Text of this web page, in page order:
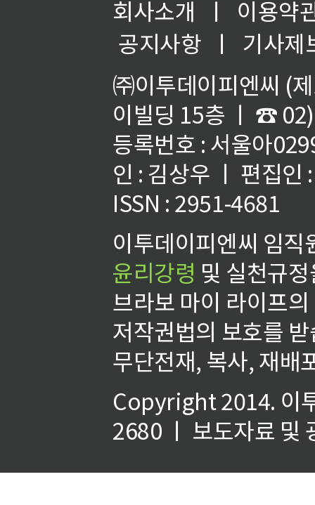
회사소개 ㅣ
이용약
공지사항
ㅣ
기사제
㈜이투데이피엔씨 (
이빌딩 15층 ㅣ ☎
등록번호 : 서울아
인 : 김상우 ㅣ 편집인
ISSN : 2951-4681
이투데이피엔씨 임
윤리강령 및 실천규
브라보 마이 라이프
저작권법의 보호를
무단전재, 복사, 재배
Copyright 2014. 이
2680 ㅣ 보도자료